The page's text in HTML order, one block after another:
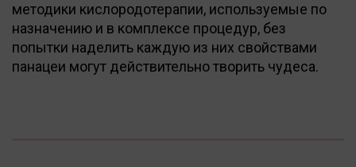
методики кислородотерапии, используемые по
назначению и в комплексе процедур, без
попытки наделить каждую из них свойствами
панацеи могут действительно творить чудеса.